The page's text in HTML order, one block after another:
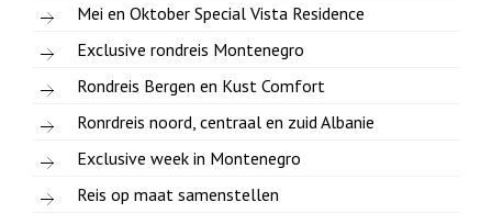
Mei en Oktober Special Vista Residence
Exclusive rondreis Montenegro
Rondreis Bergen en Kust Comfort
Ronrdreis noord, centraal en zuid Albanie
Exclusive week in Montenegro
Reis op maat samenstellen